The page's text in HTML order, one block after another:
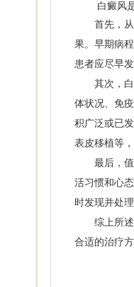
白癜风是一
首先，从治
果。早期病
患者应尽早
其次，白癜
体状况、免
积广泛或已
表皮移植等
最后，值得
活习惯和心
时发现并处
综上所述，
合适的治疗